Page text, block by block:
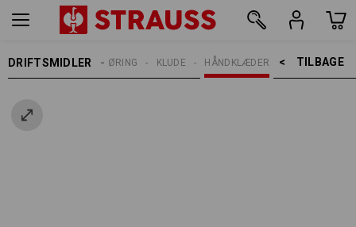
DRIFTSMIDLER TILBAGE    >
HÅNDKLÆDER
KLUDE
RENGØRING